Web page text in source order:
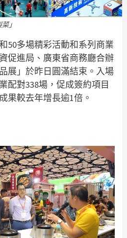
」
50多場精彩活動和系列商業
促進局、廣東省商務廳合辦
展」於昨日圓滿結束。入場
配對338場，促成簽約項目
果較去年增長逾1倍。